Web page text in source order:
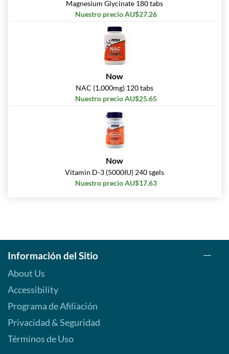
Magnesium Glycinate 180 tabs
Nuestro precio AU$27.26
Now
NAC (1,000mg) 120 tabs
Nuestro precio AU$25.65
Now
Vitamin D-3 (5000IU) 240 sgels
Nuestro precio AU$17.63
Información del Sitio
About Us
Accessibility
Programa de Afiliación
Privacidad & Seguridad
Términos de Uso